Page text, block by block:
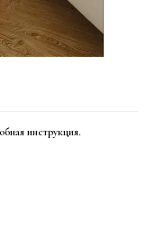
инструкция.